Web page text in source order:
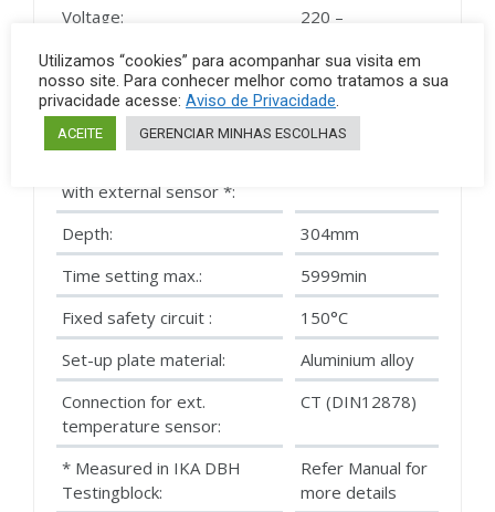
Voltage:
220 –
Power input:
250W
Weight:
1.3kg
with external sensor *:
Depth:
304mm
Time setting max.:
5999min
Fixed safety circuit :
150°C
Set-up plate material:
Aluminium alloy
Connection for ext.
temperature sensor:
CT (DIN12878)
* Measured in IKA DBH
Testingblock:
Refer Manual for
more details
Utilizamos “cookies” para acompanhar sua visita em
nosso site. Para conhecer melhor como tratamos a sua
privacidade acesse: Aviso de Privacidade.
ACEITE GERENCIAR MINHAS ESCOLHAS